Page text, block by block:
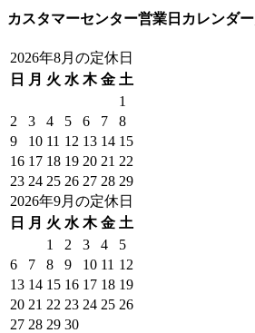
カスタマーセンター営業日カレンダー
2026年8月の定休日
日
月 火 水 木 金 土
1
2
3 4 5 6 7
8
9
10 11 12 13 14 15
16 17 18 19 20 21 22
23 24 25 26 27 28 29
2026年9月の定休日
日
月 火 水 木 金 土
1
2 3 4
5
6
7 8 9 10 11 12
13 14 15 16 17 18 19
20 21 22 23 24 25 26
27 28 29 30